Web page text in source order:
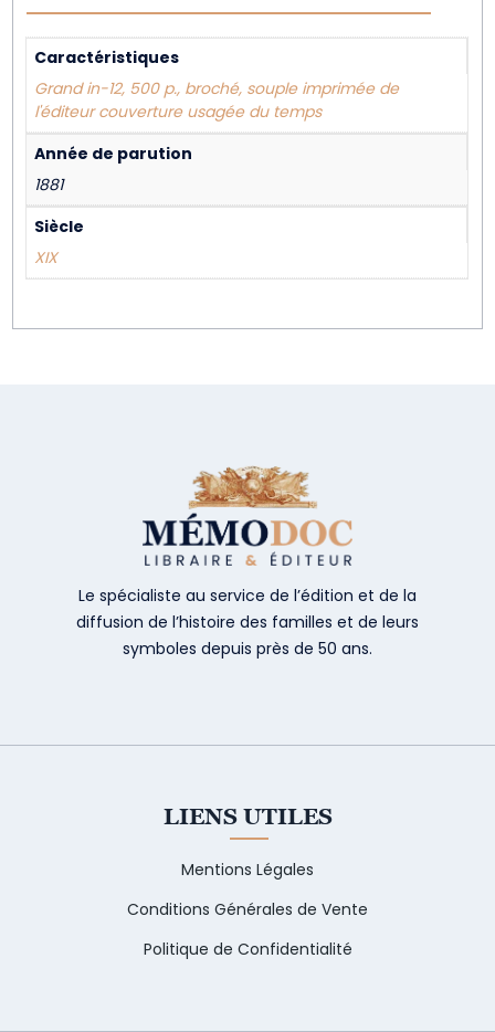
Caractéristiques
Grand in-12, 500 p., broché, souple imprimée de
l'éditeur couverture usagée du temps
Année de parution
1881
Siècle
XIX
Le spécialiste au service de l’édition et de la
diffusion de l’histoire des familles et de leurs
symboles depuis près de 50 ans.
LIENS UTILES
Mentions Légales
Conditions Générales de Vente
Politique de Confidentialité